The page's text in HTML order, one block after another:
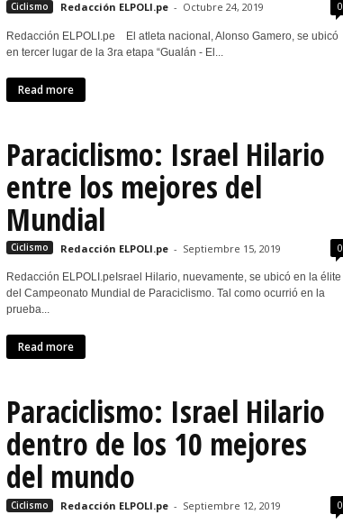
Ciclismo Redacción ELPOLI.pe - Octubre 24, 2019 0
Redacción ELPOLI.pe El atleta nacional, Alonso Gamero, se ubicó
en tercer lugar de la 3ra etapa “Gualán - El...
Read more
Paraciclismo: Israel Hilario
entre los mejores del
Mundial
Ciclismo Redacción ELPOLI.pe - Septiembre 15, 2019 0
Redacción ELPOLI.peIsrael Hilario, nuevamente, se ubicó en la élite
del Campeonato Mundial de Paraciclismo. Tal como ocurrió en la
prueba...
Read more
Paraciclismo: Israel Hilario
dentro de los 10 mejores
del mundo
Ciclismo Redacción ELPOLI.pe - Septiembre 12, 2019 0